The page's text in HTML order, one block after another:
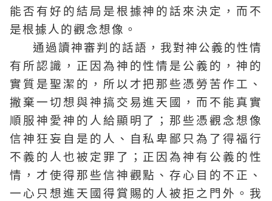
能否有好的結局是根據神的話來決定，而不
是根據人的觀念想像。
通過讀神審判的話語，我對神公義的性情
有所認識，正因為神的性情是公義的，神的
實質是聖潔的，所以才把那些憑勞苦作工、
撇棄一切想與神搞交易進天國，而不能真實
順服神愛神的人給顯明了；那些憑觀念想像
信神狂妄自是的人、自私卑鄙只為了得福行
不義的人也被定罪了；正因為神有公義的性
情，才使得那些信神觀點、存心目的不正、
一心只想進天國得賞賜的人被拒之門外。我